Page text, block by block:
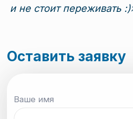
и не стоит переживать